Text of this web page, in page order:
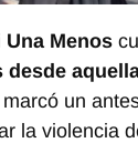
Menos
desde
un
la violencia